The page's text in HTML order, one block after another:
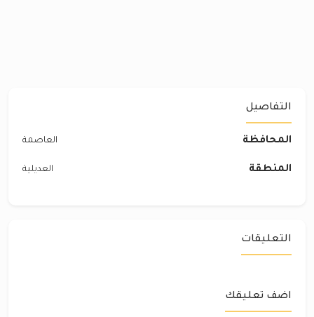
التفاصيل
المحافظة العاصمة
المنطقة العديلية
التعليقات
اضف تعليقك